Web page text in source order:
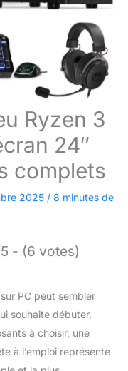
Ryzen 3
24″
complets
2025 / 8 minutes de
- (6 votes)
PC peut sembler
souhaite débuter.
à choisir, une
à l’emploi représente